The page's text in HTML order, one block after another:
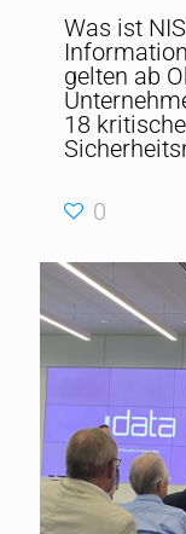
Was ist
gelten ab
18
0